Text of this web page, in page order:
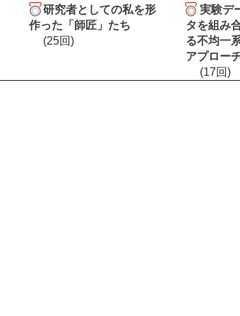
研究者としての私を形
作った「師匠」たち
(25回)
実験デ
タを組み
る不均一
アプロー
(17回)